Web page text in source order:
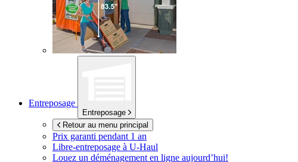
Entreposage
Entreposage
Retour au menu principal
Prix garanti pendant 1 an
Libre-entreposage à U-Haul
Louez un déménagement en ligne aujourd’hui!